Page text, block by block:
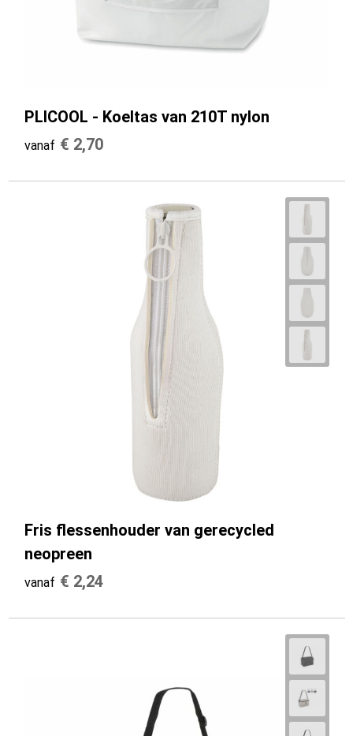
PLICOOL - Koeltas van 210T nylon
vanaf € 2,70
Fris flessenhouder van gerecycled
neopreen
vanaf € 2,24